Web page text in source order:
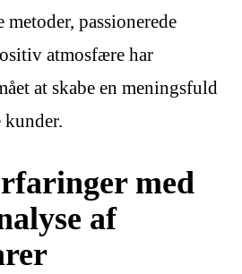
metoder, passionerede
atmosfære har
at skabe en meningsfuld
med
af